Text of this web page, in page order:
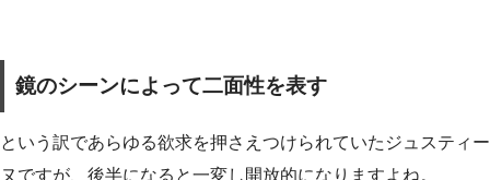
鏡のシーンによって二面性を表す
という訳であらゆる欲求を押さえつけられていたジュスティー
ヌですが、後半になると一変し開放的になりますよね。